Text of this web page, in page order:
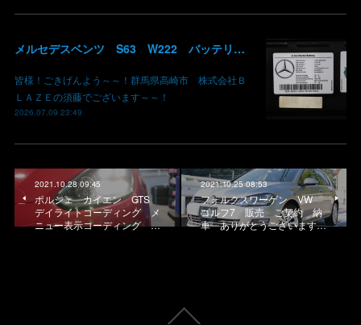
メルセデスベンツ S63 W222 バッテリー低下 車両エレクトリカルシステムエラー リチウムイオンバッテリー復旧 バッテリー上がり 充電できない ベンツ修理 現車無し修理 群馬県 高崎
皆様！ごきげんよう～～！群馬県高崎市 株式会社Ｂ
ＬＡＺＥの須藤でございます～～！
2026.07.09 23:49
2021.10.28 09:45
ポルシェ カイエン GTS
デイライトコーディング メ
ニュー表示コーディング …
2021.10.25 08:53
フォルクスワーゲン VW
ゴルフ7 販売 ご契約 納
車 ありがとうございます…